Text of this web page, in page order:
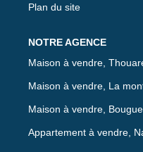
Plan du site
Maison à vendre,
Maison à vendre, La
Maison à vendre,
Appartement à vendre,